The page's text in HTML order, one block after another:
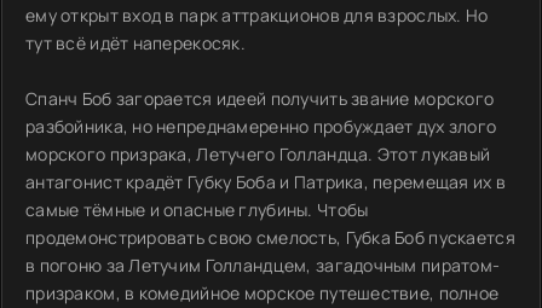
ему открыт вход в парк аттракционов для взрослых. Но
тут всё идёт наперекосяк.
Спанч Боб загорается идеей получить звание морского
разбойника, но непреднамеренно пробуждает дух злого
морского призрака, Летучего Голландца. Этот лукавый
антагонист крадёт Губку Боба и Патрика, перемещая их в
самые тёмные и опасные глубины. Чтобы
продемонстрировать свою смелость, Губка Боб пускается
в погоню за Летучим Голландцем, загадочным пиратом-
призраком, в комедийное морское путешествие, полное